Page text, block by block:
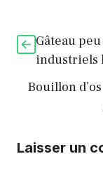
Gâteau
industriels
Bouillon
Laisser un